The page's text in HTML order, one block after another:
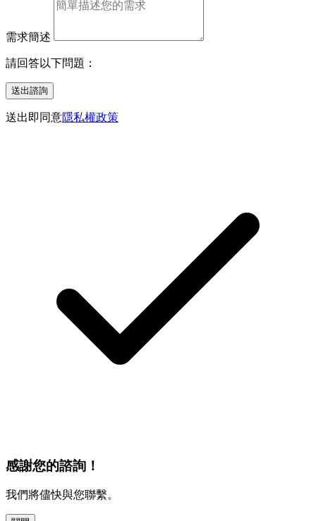
需求簡述
請回答以下問題：
送出諮詢
送出即同意隱私權政策
感謝您的諮詢！
我們將儘快與您聯繫。